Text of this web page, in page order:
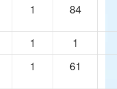
1 84
1
1
1 61